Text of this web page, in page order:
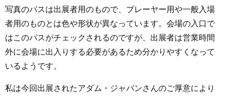
写真のパスは出展者用のもので、プレーヤー用や一般入場
者用のものとは色や形状が異なっています。会場の入口で
はこのパスがチェックされるのですが、出展者は営業時間
外に会場に出入りする必要があるため分かりやすくなって
いるようです。
私は今回出展されたアダム・ジャパンさんのご厚意により